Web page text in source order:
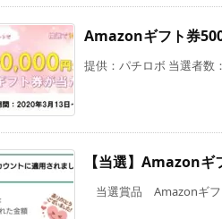
Amazonギフト券
提供：パチロボ 当選者数
【当選】Amazonギ
当選賞品 Amazonギ